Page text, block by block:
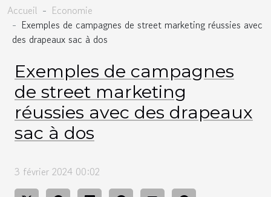
Accueil
Economie
Exemples de campagnes de street marketing réussies avec
des drapeaux sac à dos
Exemples de campagnes
de street marketing
réussies avec des drapeaux
sac à dos
3 février 2024 00:02